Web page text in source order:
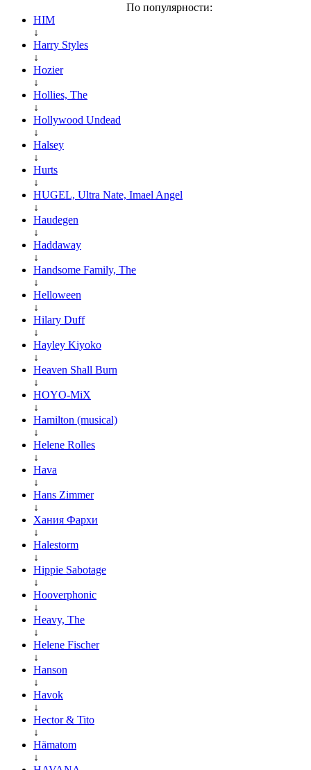
По популярности:
HIM
↓
Harry Styles
↓
Hozier
↓
Hollies, The
↓
Hollywood Undead
↓
Halsey
↓
Hurts
↓
HUGEL, Ultra Nate, Imael Angel
↓
Haudegen
↓
Haddaway
↓
Handsome Family, The
↓
Helloween
↓
Hilary Duff
↓
Hayley Kiyoko
↓
Heaven Shall Burn
↓
HOYO-MiX
↓
Hamilton (musical)
↓
Helene Rolles
↓
Hava
↓
Hans Zimmer
↓
Хания Фархи
↓
Halestorm
↓
Hippie Sabotage
↓
Hooverphonic
↓
Heavy, The
↓
Helene Fischer
↓
Hanson
↓
Havok
↓
Hector & Tito
↓
Hämatom
↓